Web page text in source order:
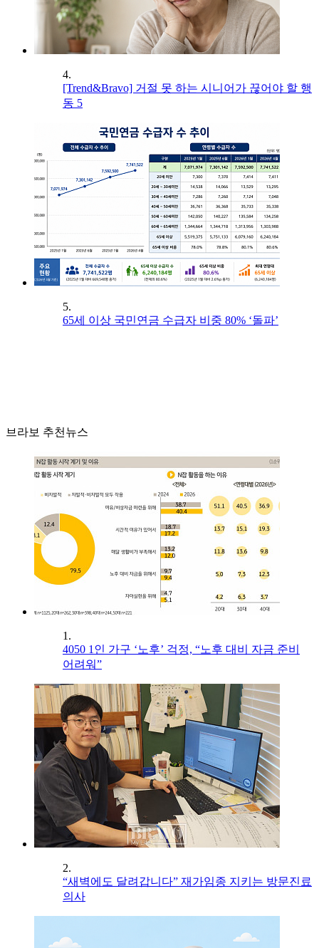
4.
[Trend&Bravo] 거절 못 하는 시니어가 끊어야 할 행
동 5
5.
65세 이상 국민연금 수급자 비중 80% ‘돌파’
브라보 추천뉴스
1.
4050 1인 가구 ‘노후’ 걱정, “노후 대비 자금 준비
어려워”
2.
“새벽에도 달려갑니다” 재가임종 지키는 방문진료
의사